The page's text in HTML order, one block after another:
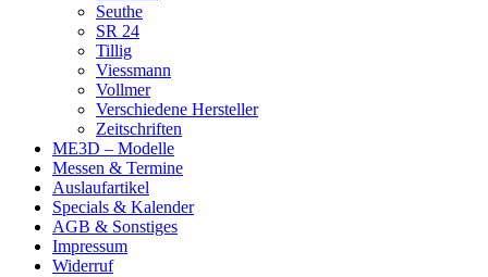
Seuthe
SR 24
Tillig
Viessmann
Vollmer
Verschiedene Hersteller
Zeitschriften
ME3D – Modelle
Messen & Termine
Auslaufartikel
Specials & Kalender
AGB & Sonstiges
Impressum
Widerruf